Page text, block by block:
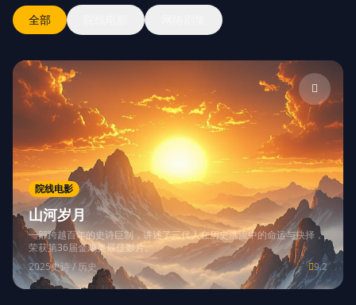
合作伙伴
影迷互动
WORKS
作品展示
全部
院线电影
山河岁月
一部跨越百年的史诗巨制，讲述了三代人在历史洪流中的命运与抉择，
荣获第36届金鸡奖最佳影片。
2025史诗 / 历史 9.2